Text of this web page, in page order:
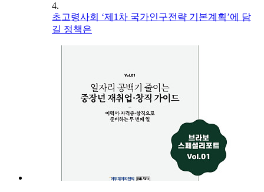
4.
초고령사회 ‘제1차 국가인구전략 기본계획’에 담
길 정책은